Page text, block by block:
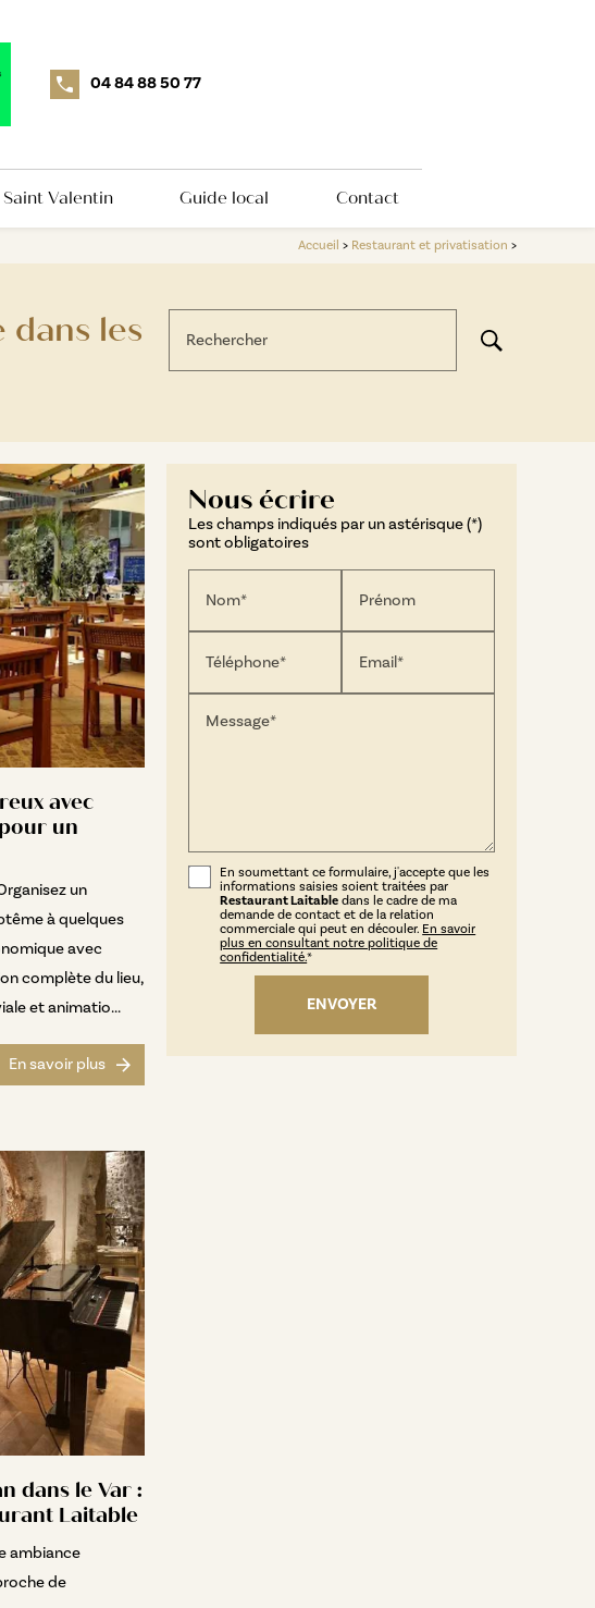
04 84 88 50 77
Guide local Contact
Valentin
Accueil > Restaurant et privatisation >
les
Rechercher
avec
un
un
à quelques
avec
complète du lieu,
et animatio...
En savoir plus
dans le Var :
Laitable
ambiance
de
Nous écrire
Les champs indiqués par un astérisque (*)
sont obligatoires
Nom* Prénom
Téléphone* Email*
Message*
En soumettant ce formulaire, j'accepte que les
informations saisies soient traitées par
Restaurant Laitable dans le cadre de ma
demande de contact et de la relation
commerciale qui peut en découler. En savoir
plus en consultant notre politique de
confidentialité.*